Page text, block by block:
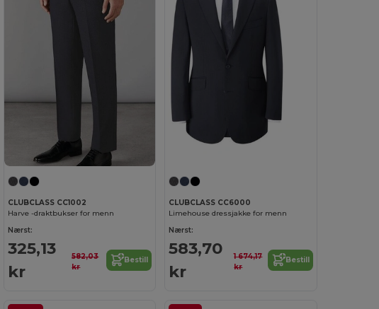
CLUBCLASS CC1002
Harve -draktbukser for menn
Nærst:
325,13
kr
582,03
kr
Bestill
CLUBCLASS CC6000
Limehouse dressjakke for menn
Nærst:
583,70
kr
1 674,17
kr
Bestill